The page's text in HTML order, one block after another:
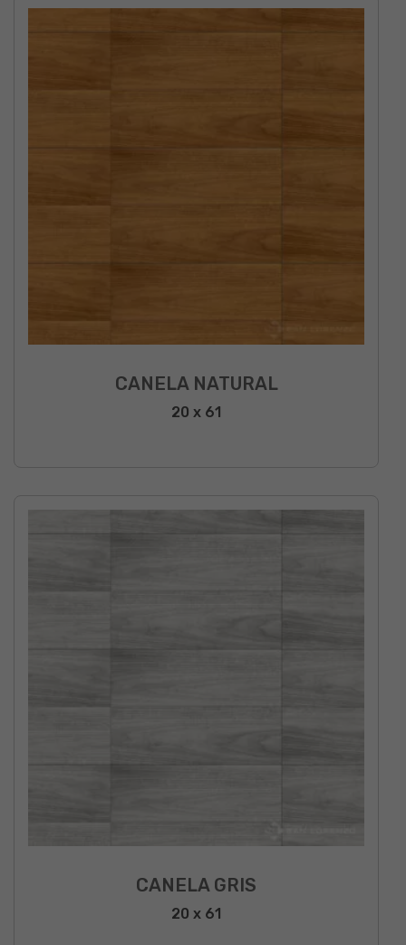
CANELA NATURAL
20 x 61
CANELA GRIS
20 x 61